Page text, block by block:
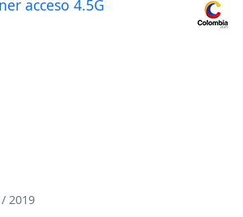
2019